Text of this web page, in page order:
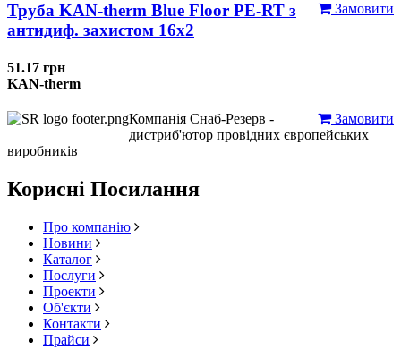
Замовити
Труба KAN-therm Blue Floor PE-RT з
антидиф. захистом 16х2
51.17 грн
KAN-therm
Замовити
Компанія Снаб-Резерв -
дистриб'ютор провідних європейських
виробників
Корисні Посилання
Про компанію
Новини
Каталог
Послуги
Проекти
Об'єкти
Контакти
Прайси